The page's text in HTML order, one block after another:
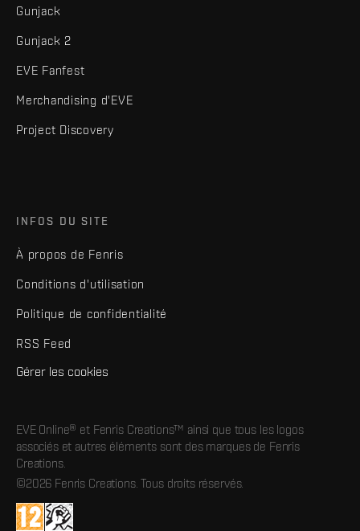
Gunjack
Gunjack 2
EVE Fanfest
Merchandising d'EVE
Project Discovery
INFOS DU SITE
À propos de Fenris
Conditions d'utilisation
Politique de confidentialité
RSS Feed
Gérer les cookies
EVE Online® et Fenris Creations™ ainsi que tous les logos
associés et autres éléments sont des marques de Fenris
Creations.
©2026 Fenris Creations. Tous droits réservés.